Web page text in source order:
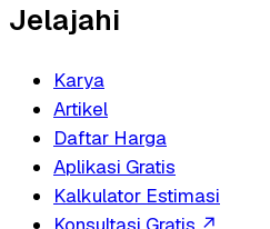
Jelajahi
Karya
Artikel
Daftar Harga
Aplikasi Gratis
Kalkulator Estimasi